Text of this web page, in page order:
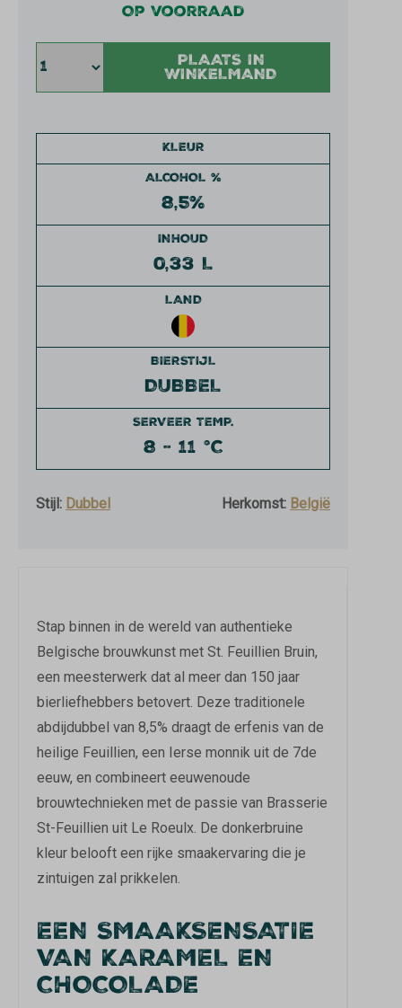
KLEUR
ALCOHOL %
8,5%
INHOUD
0,33 L
LAND
BIERSTIJL
DUBBEL
SERVEER TEMP.
8 - 11 °C
Stijl: Dubbel Herkomst: België
Op voorraad
PLAATS IN
WINKELMAND
Stap binnen in de wereld van authentieke
Belgische brouwkunst met St. Feuillien Bruin,
een meesterwerk dat al meer dan 150 jaar
bierliefhebbers betovert. Deze traditionele
abdijdubbel van 8,5% draagt de erfenis van de
heilige Feuillien, een Ierse monnik uit de 7de
eeuw, en combineert eeuwenoude
brouwtechnieken met de passie van Brasserie
St-Feuillien uit Le Roeulx. De donkerbruine
kleur belooft een rijke smaakervaring die je
zintuigen zal prikkelen.
EEN SMAAKSENSATIE
VAN KARAMEL EN
CHOCOLADE